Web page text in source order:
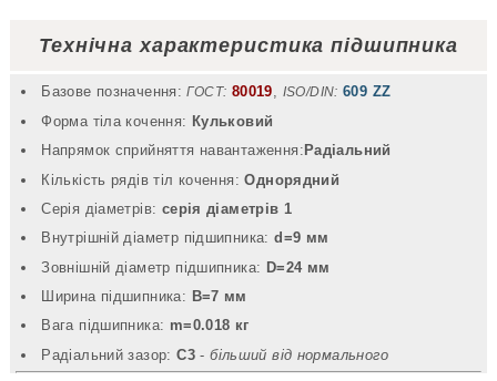
Технічна характеристика підшипника
Базове позначення: ГОСТ: 80019, ISO/DIN: 609 ZZ
Форма тіла кочення: Кульковий
Напрямок сприйняття навантаження: Радіальний
Кількість рядів тіл кочення:Однорядний
Серія діаметрів: серія діаметрів 1
Внутрішній діаметр підшипника:d=9 мм
Зовнішній діаметр підшипника: D=24 мм
Ширина підшипника: B=7 мм
Вага підшипника: m=0.018 кг
Радіальний зазор:C3- більший від нормального